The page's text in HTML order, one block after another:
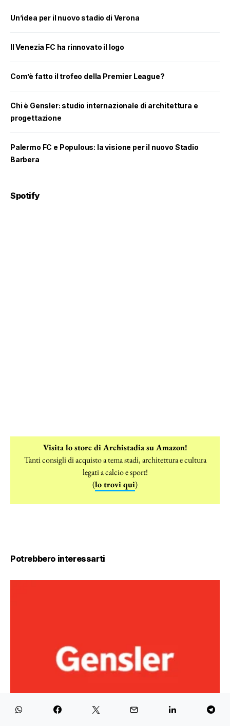
Un’idea per il nuovo stadio di Verona
Il Venezia FC ha rinnovato il logo
Com’è fatto il trofeo della Premier League?
Chi è Gensler: studio internazionale di architettura e
progettazione
Palermo FC e Populous: la visione per il nuovo Stadio
Barbera
Spotify
Visita lo store di Archistadia su Amazon!
Tanti consigli di acquisto a tema stadi, architettura e cultura
legati a calcio e sport!
(lo trovi qui)
Potrebbero interessarti